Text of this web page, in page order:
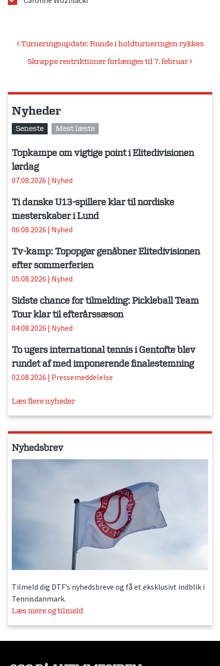
Indlægsnavigation
Turneringsupdate: Runde i holdturneringen rykkes
Skrappe restriktioner forlænges til 7. februar
Nyheder
Seneste Mest læste
Topkampe om vigtige point i Elitedivisionen
lørdag
07.08.2026 | Nyhed
Ti danske U13-spillere klar til nordiske
mesterskaber i Lund
06.08.2026 | Nyhed
Tv-kamp: Topopgør genåbner Elitedivisionen
efter sommerferien
05.08.2026 | Nyhed
Sidste chance for tilmelding: Pickleball Team
Tour klar til efterårssæson
04.08.2026 | Nyhed
To ugers international tennis i Gentofte blev
rundet af med imponerende finalestemning
02.08.2026 | Pressemeddelelse
Læs flere nyheder
Nyhedsbrev
Tilmeld dig DTF’s nyhedsbreve og få et eksklusivt indblik i
Tennisdanmark.
Læs mere og tilmeld